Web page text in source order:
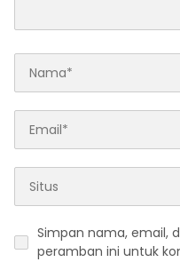
Simpan nama, email,
peramban ini untuk